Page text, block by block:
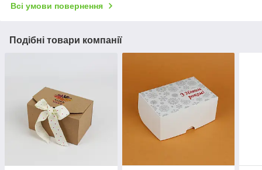
Всі умови повернення
Подібні товари компанії